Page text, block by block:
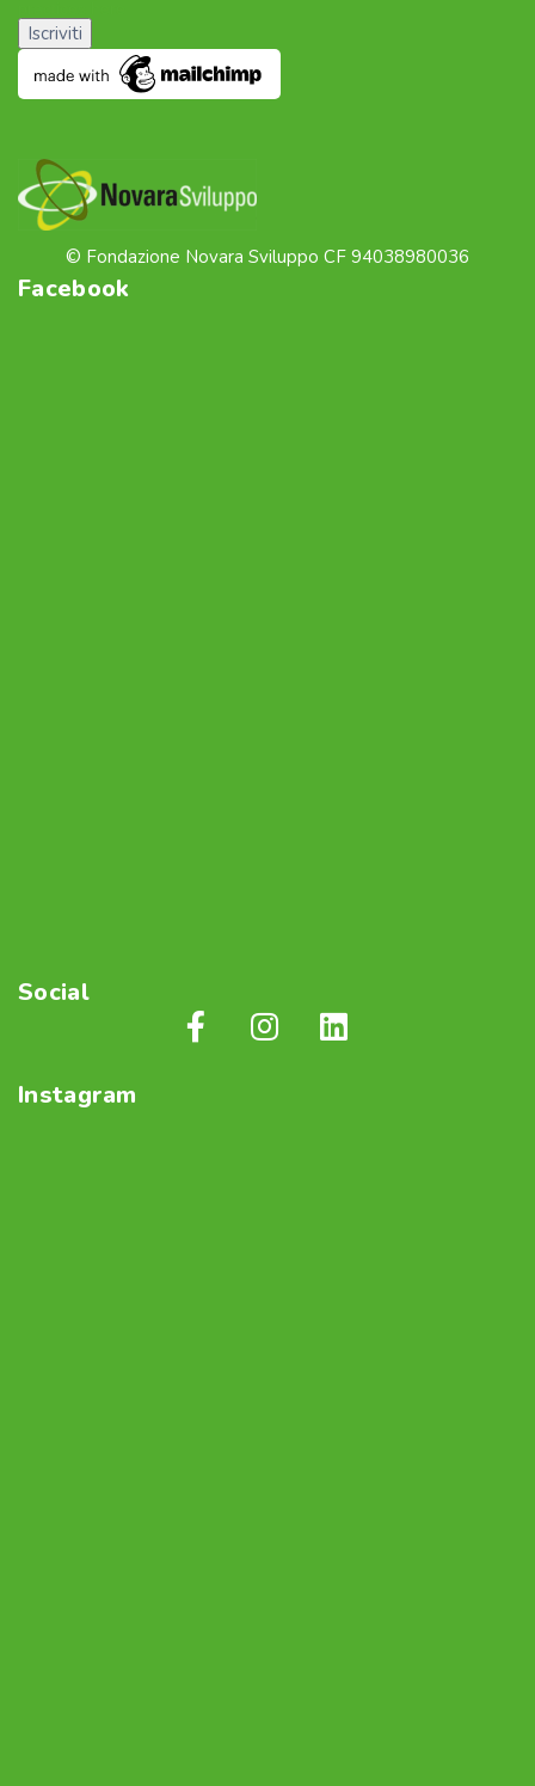
© Fondazione Novara Sviluppo CF 94038980036
Facebook
Social
Instagram